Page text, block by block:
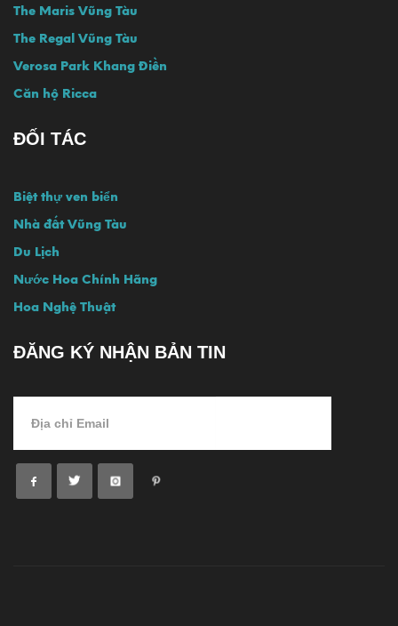
The Maris Vũng Tàu
The Regal Vũng Tàu
Verosa Park Khang Điền
Căn hộ Ricca
ĐỐI TÁC
Biệt thự ven biển
Nhà đất Vũng Tàu
Du Lịch
Nước Hoa Chính Hãng
Hoa Nghệ Thuật
ĐĂNG KÝ NHẬN BẢN TIN